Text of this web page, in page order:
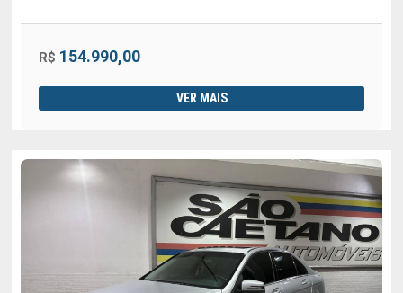
R$ 154.990,00
VER MAIS